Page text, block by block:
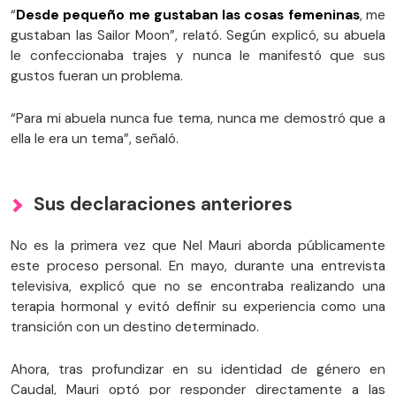
“Desde pequeño me gustaban las cosas femeninas, me
gustaban las Sailor Moon”, relató. Según explicó, su abuela
le confeccionaba trajes y nunca le manifestó que sus
gustos fueran un problema.
“Para mi abuela nunca fue tema, nunca me demostró que a
ella le era un tema”, señaló.
Sus declaraciones anteriores
No es la primera vez que Nel Mauri aborda públicamente
este proceso personal. En mayo, durante una entrevista
televisiva, explicó que no se encontraba realizando una
terapia hormonal y evitó definir su experiencia como una
transición con un destino determinado.
Ahora, tras profundizar en su identidad de género en
Caudal, Mauri optó por responder directamente a las